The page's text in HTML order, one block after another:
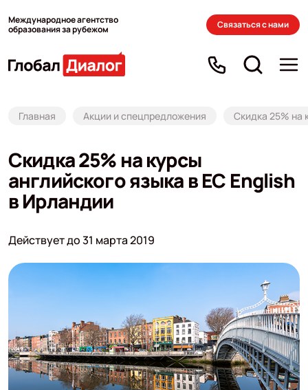
Международное агентство
образования за рубежом
Связаться с нами
Главная Акции и спецпредложения Скидка 25% на
Скидка 25% на курсы
английского языка в EC English
в Ирландии
Действует до 31 марта 2019